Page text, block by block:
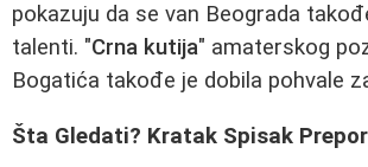
pokazuju da se van Beograda
talenti. "Crna kutija" amaterskog
Bogatića takođe je dobila pohvale
Šta Gledati? Kratak Spisak